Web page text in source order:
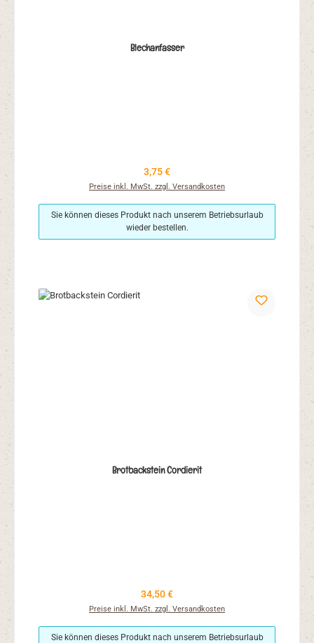
Blechanfasser
Regulärer Preis:
3,75 €
Preise inkl. MwSt. zzgl. Versandkosten
Sie können dieses Produkt nach unserem Betriebsurlaub
wieder bestellen.
Brotbackstein Cordierit
Regulärer Preis:
34,50 €
Preise inkl. MwSt. zzgl. Versandkosten
Sie können dieses Produkt nach unserem Betriebsurlaub